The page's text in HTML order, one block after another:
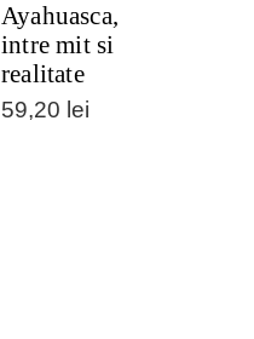
Ayahuasca,
intre mit si
realitate
59,20 lei